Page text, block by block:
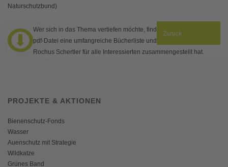
Naturschutzbund)
Wer sich in das Thema vertiefen möchte, findet in der beigelegten
pdf-Datei eine umfangreiche Bücherliste und Linksammlung, die
Rochus Schertler für alle Interessierten zusammengestellt hat.
Zurück
PROJEKTE & AKTIONEN
Bienenschutz-Fonds
Wasser
Auenschutz mit Strategie
Wildkatze
Grünes Band